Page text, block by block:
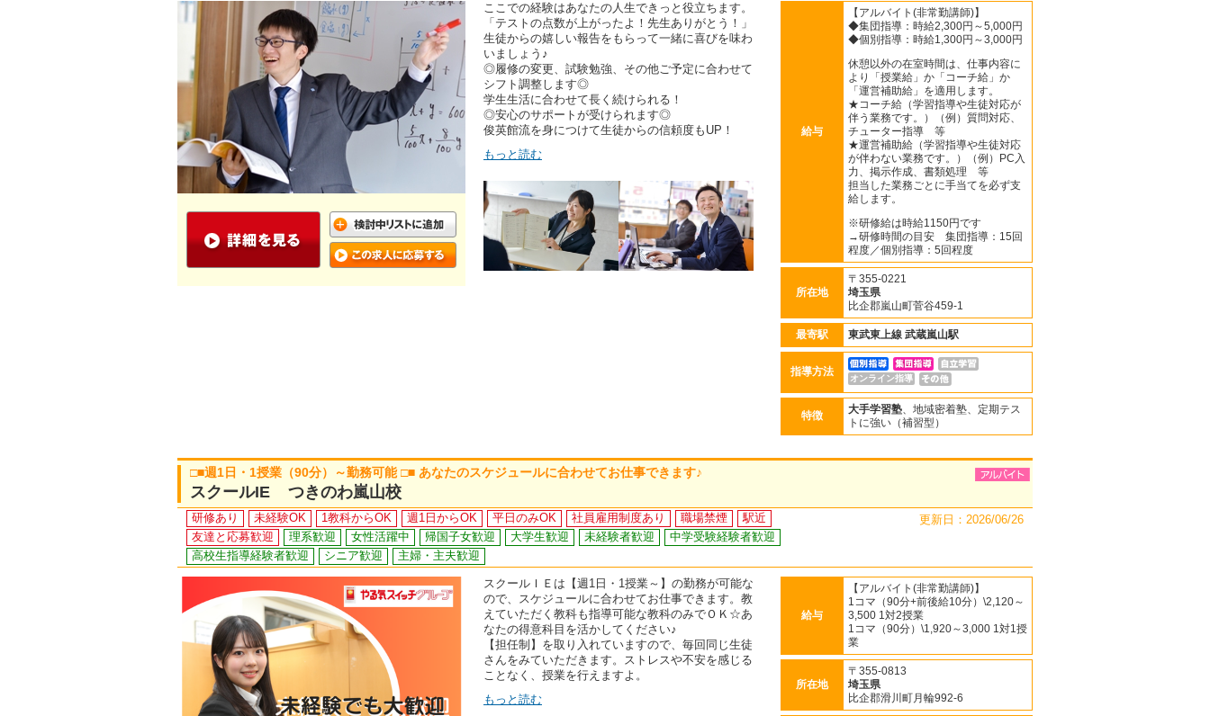
ここでの経験はあなたの人生できっと役立ちます。
「テストの点数が上がったよ！先生ありがとう！」
生徒からの嬉しい報告をもらって一緒に喜びを味わ
いましょう♪
◎履修の変更、試験勉強、その他ご予定に合わせて
シフト調整します◎
学生生活に合わせて長く続けられる！
◎安心のサポートが受けられます◎
俊英館流を身につけて生徒からの信頼度もUP！
もっと読む
給与
【アルバイト(非常勤講師)】
◆集団指導：時給2,300円～5,000円
◆個別指導：時給1,300円～3,000円
休憩以外の在室時間は、仕事内容に
より「授業給」か「コーチ給」か
「運営補助給」を適用します。
★コーチ給（学習指導や生徒対応が
伴う業務です。）（例）質問対応、
チューター指導 等
★運営補助給（学習指導や生徒対応
が伴わない業務です。）（例）PC入
力、掲示作成、書類処理 等
担当した業務ごとに手当てを必ず支
給します。
※研修給は時給1150円です
→研修時間の目安 集団指導：15回
程度／個別指導：5回程度
所在地
〒355-0221
埼玉県
比企郡嵐山町菅谷459-1
最寄駅 東武東上線 武蔵嵐山駅
指導方法
オンライン指導
特徴
大手学習塾 、地域密着塾、定期テス
トに強い（補習型）
□■週1日・1授業（90分）～勤務可能 □■ あなたのスケジュールに合わせてお仕事できます♪
スクールIE つきのわ嵐山校
研修あり 未経験OK 1教科からOK 週1日からOK 平日のみOK 社員雇用制度あり 職場禁煙
駅近
友達と応募歓迎
理系歓迎 女性活躍中 帰国子女歓迎 大学生歓迎 未経験者歓迎
中学受験経験者歓迎
高校生指導経験者歓迎
シニア歓迎 主婦・主夫歓迎
更新日：2026/06/26
スクールＩＥは【週1日・1授業～】の勤務が可能な
ので、スケジュールに合わせてお仕事できます。教
えていただく教科も指導可能な教科のみでＯＫ☆あ
なたの得意科目を活かしてください♪
【担任制】を取り入れていますので、毎回同じ生徒
さんをみていただきます。ストレスや不安を感じる
ことなく、授業を行えますよ。
もっと読む
給与
【アルバイト(非常勤講師)】
1コマ（90分+前後給10分）\2,120～
3,500 1対2授業
1コマ（90分）\1,920～3,000 1対1授
業
所在地
〒355-0813
埼玉県
比企郡滑川町月輪992-6